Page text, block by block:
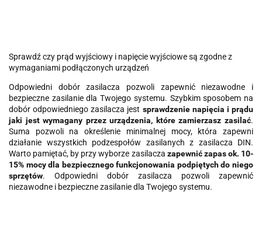
Sprawdź czy prąd wyjściowy i napięcie wyjściowe są zgodne z
wymaganiami podłączonych urządzeń
Odpowiedni dobór zasilacza pozwoli zapewnić niezawodne i
bezpieczne zasilanie dla Twojego systemu. Szybkim sposobem na
dobór odpowiedniego zasilacza jest sprawdzenie napięcia i prądu
jaki jest wymagany przez urządzenia, które zamierzasz zasilać.
Suma pozwoli na określenie minimalnej mocy, która zapewni
działanie wszystkich podzespołów zasilanych z zasilacza DIN.
Warto pamiętać, by przy wyborze zasilacza zapewnić zapas ok. 10-
15% mocy dla bezpiecznego funkcjonowania podpiętych do niego
sprzętów. Odpowiedni dobór zasilacza pozwoli zapewnić
niezawodne i bezpieczne zasilanie dla Twojego systemu.